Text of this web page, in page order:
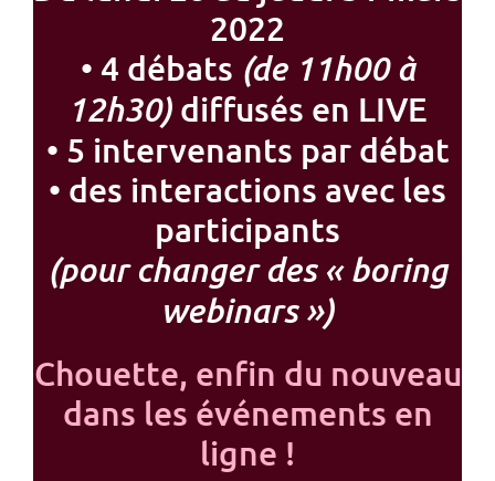
2022
• 4 débats (de 11h00 à
12h30) diffusés en LIVE
• 5 intervenants par débat
• des interactions avec les
participants
(pour changer des « boring
webinars »)
Chouette, enfin du nouveau
dans les événements en
ligne !